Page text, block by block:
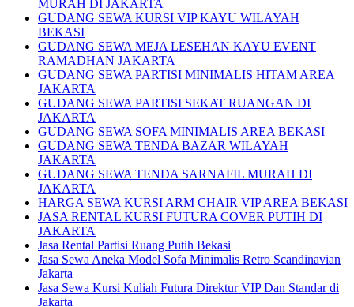
MURAH DI JAKARTA
GUDANG SEWA KURSI VIP KAYU WILAYAH
BEKASI
GUDANG SEWA MEJA LESEHAN KAYU EVENT
RAMADHAN JAKARTA
GUDANG SEWA PARTISI MINIMALIS HITAM AREA
JAKARTA
GUDANG SEWA PARTISI SEKAT RUANGAN DI
JAKARTA
GUDANG SEWA SOFA MINIMALIS AREA BEKASI
GUDANG SEWA TENDA BAZAR WILAYAH
JAKARTA
GUDANG SEWA TENDA SARNAFIL MURAH DI
JAKARTA
HARGA SEWA KURSI ARM CHAIR VIP AREA BEKASI
JASA RENTAL KURSI FUTURA COVER PUTIH DI
JAKARTA
Jasa Rental Partisi Ruang Putih Bekasi
Jasa Sewa Aneka Model Sofa Minimalis Retro Scandinavian
Jakarta
Jasa Sewa Kursi Kuliah Futura Direktur VIP Dan Standar di
Jakarta